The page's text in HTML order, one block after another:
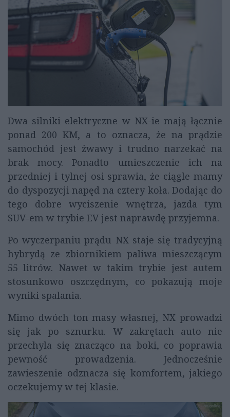
Dwa silniki elektryczne w NX-ie mają łącznie
ponad 200 KM, a to oznacza, że na prądzie
samochód jest żwawy i trudno narzekać na
brak mocy. Ponadto umieszczenie ich na
przedniej i tylnej osi sprawia, że ciągle mamy
do dyspozycji napęd na cztery koła. Dodając do
tego dobre wyciszenie wnętrza, jazda tym
SUV-em w trybie EV jest naprawdę przyjemna.
Po wyczerpaniu prądu NX staje się tradycyjną
hybrydą ze zbiornikiem paliwa mieszczącym
55 litrów. Nawet w takim trybie jest autem
stosunkowo oszczędnym, co pokazują moje
wyniki spalania.
Mimo dwóch ton masy własnej, NX prowadzi
się jak po sznurku. W zakrętach auto nie
przechyla się znacząco na boki, co poprawia
pewność prowadzenia. Jednocześnie
zawieszenie odznacza się komfortem, jakiego
oczekujemy w tej klasie.